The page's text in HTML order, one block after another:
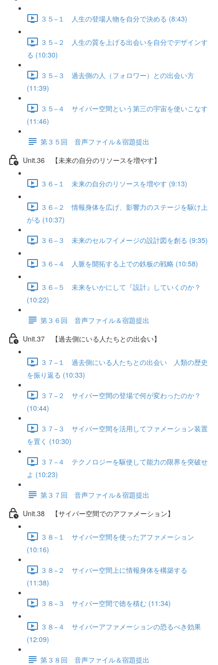
３５−１ 人生の登場人物を自分で決める (8:43)
３５−２ 人生の質を上げる出会いを自分でデザインす
る (10:30)
３５−３ 過去側の人（フォロワー）との出会い方
(11:39)
３５−４ サイバー空間という第三の宇宙を使いこなす
(11:46)
第３５回 音声ファイル＆宿題提出
Unit.36 【未来の自分のリソースを増やす】
３６−１ 未来の自分のリソースを増やす (9:13)
３６−２ 情報身体を広げ、影響力のステージを駆け上
がる (10:37)
３６−３ 未来のセルフイメージの設計図を創る (9:35)
３６−４ 人脈を開拓する上での鉄板の戦略 (10:58)
３６−５ 未来をいかにして『設計』していくのか？
(10:22)
第３６回 音声ファイル＆宿題提出
Unit.37 【過去側にいる人たちとの出会い】
３７−１ 過去側にいる人たちとの出会い 人類の歴史
を振り返る (10:33)
３７−２ サイバー空間の登場で何が変わったのか？
(10:44)
３７−３ サイバー空間を活用してファメーション装置
を置く (10:30)
３７−４ テクノロジーを駆使して能力の限界を突破せ
よ (10:23)
第３７回 音声ファイル＆宿題提出
Unit.38 【サイバー空間でのアファメーション】
３８−１ サイバー空間を使ったアファメーション
(10:16)
３８−２ サイバー空間上に情報身体を構築する
(11:38)
３８−３ サイバー空間で徳を積む (11:34)
３８−４ サイバーアファメーションの恐るべき効果
(12:09)
第３８回 音声ファイル＆宿題提出